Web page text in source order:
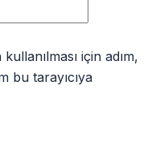
için adım,
bu tarayıcıya